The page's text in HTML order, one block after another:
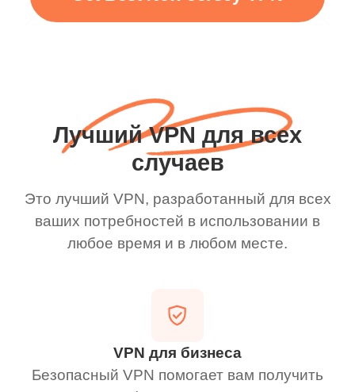
Лучший VPN для всех
случаев
Это лучший VPN, разработанный для всех
ваших потребностей в использовании в
любое время и в любом месте.
VPN для бизнеса
Безопасный VPN помогает вам получить